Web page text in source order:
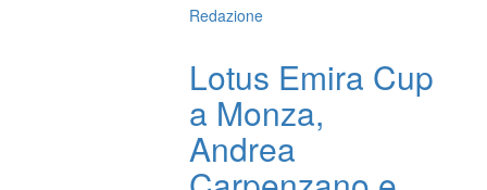
Redazione
Lotus Emira Cup
a Monza,
Andrea